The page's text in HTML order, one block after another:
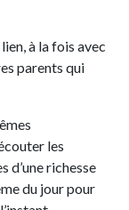
à la fois avec
parents qui
les
d’une richesse
du jour pour